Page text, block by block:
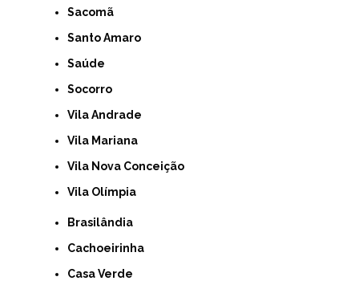
Sacomã
Santo Amaro
Saúde
Socorro
Vila Andrade
Vila Mariana
Vila Nova Conceição
Vila Olímpia
Brasilândia
Cachoeirinha
Casa Verde